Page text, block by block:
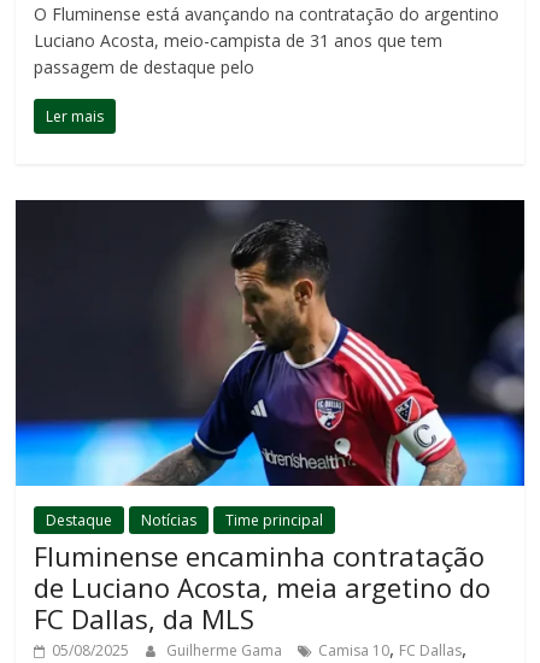
O Fluminense está avançando na contratação do argentino
Luciano Acosta, meio-campista de 31 anos que tem
passagem de destaque pelo
Ler mais
Destaque Notícias Time principal
Fluminense encaminha contratação
de Luciano Acosta, meia argetino do
FC Dallas, da MLS
05/08/2025 Guilherme Gama Camisa 10, FC Dallas,